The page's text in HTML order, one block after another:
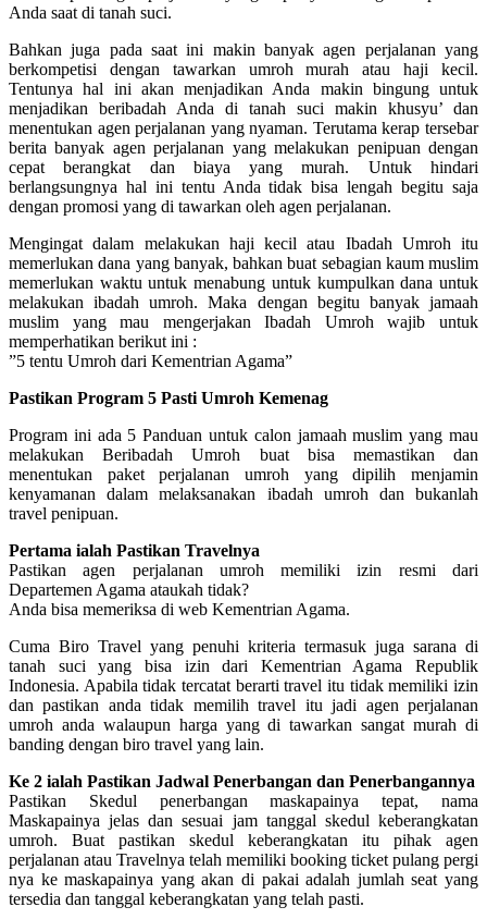
Anda saat di tanah suci.
Bahkan juga pada saat ini makin banyak agen perjalanan yang
berkompetisi dengan tawarkan umroh murah atau haji kecil.
Tentunya hal ini akan menjadikan Anda makin bingung untuk
menjadikan beribadah Anda di tanah suci makin khusyu’ dan
menentukan agen perjalanan yang nyaman. Terutama kerap tersebar
berita banyak agen perjalanan yang melakukan penipuan dengan
cepat berangkat dan biaya yang murah. Untuk hindari
berlangsungnya hal ini tentu Anda tidak bisa lengah begitu saja
dengan promosi yang di tawarkan oleh agen perjalanan.
Mengingat dalam melakukan haji kecil atau Ibadah Umroh itu
memerlukan dana yang banyak, bahkan buat sebagian kaum muslim
memerlukan waktu untuk menabung untuk kumpulkan dana untuk
melakukan ibadah umroh. Maka dengan begitu banyak jamaah
muslim yang mau mengerjakan Ibadah Umroh wajib untuk
memperhatikan berikut ini :
”5 tentu Umroh dari Kementrian Agama”
Pastikan Program 5 Pasti Umroh Kemenag
Program ini ada 5 Panduan untuk calon jamaah muslim yang mau
melakukan Beribadah Umroh buat bisa memastikan dan
menentukan paket perjalanan umroh yang dipilih menjamin
kenyamanan dalam melaksanakan ibadah umroh dan bukanlah
travel penipuan.
Pertama ialah Pastikan Travelnya
Pastikan agen perjalanan umroh memiliki izin resmi dari
Departemen Agama ataukah tidak?
Anda bisa memeriksa di web Kementrian Agama.
Cuma Biro Travel yang penuhi kriteria termasuk juga sarana di
tanah suci yang bisa izin dari Kementrian Agama Republik
Indonesia. Apabila tidak tercatat berarti travel itu tidak memiliki izin
dan pastikan anda tidak memilih travel itu jadi agen perjalanan
umroh anda walaupun harga yang di tawarkan sangat murah di
banding dengan biro travel yang lain.
Ke 2 ialah Pastikan Jadwal Penerbangan dan Penerbangannya
Pastikan Skedul penerbangan maskapainya tepat, nama
Maskapainya jelas dan sesuai jam tanggal skedul keberangkatan
umroh. Buat pastikan skedul keberangkatan itu pihak agen
perjalanan atau Travelnya telah memiliki booking ticket pulang pergi
nya ke maskapainya yang akan di pakai adalah jumlah seat yang
tersedia dan tanggal keberangkatan yang telah pasti.